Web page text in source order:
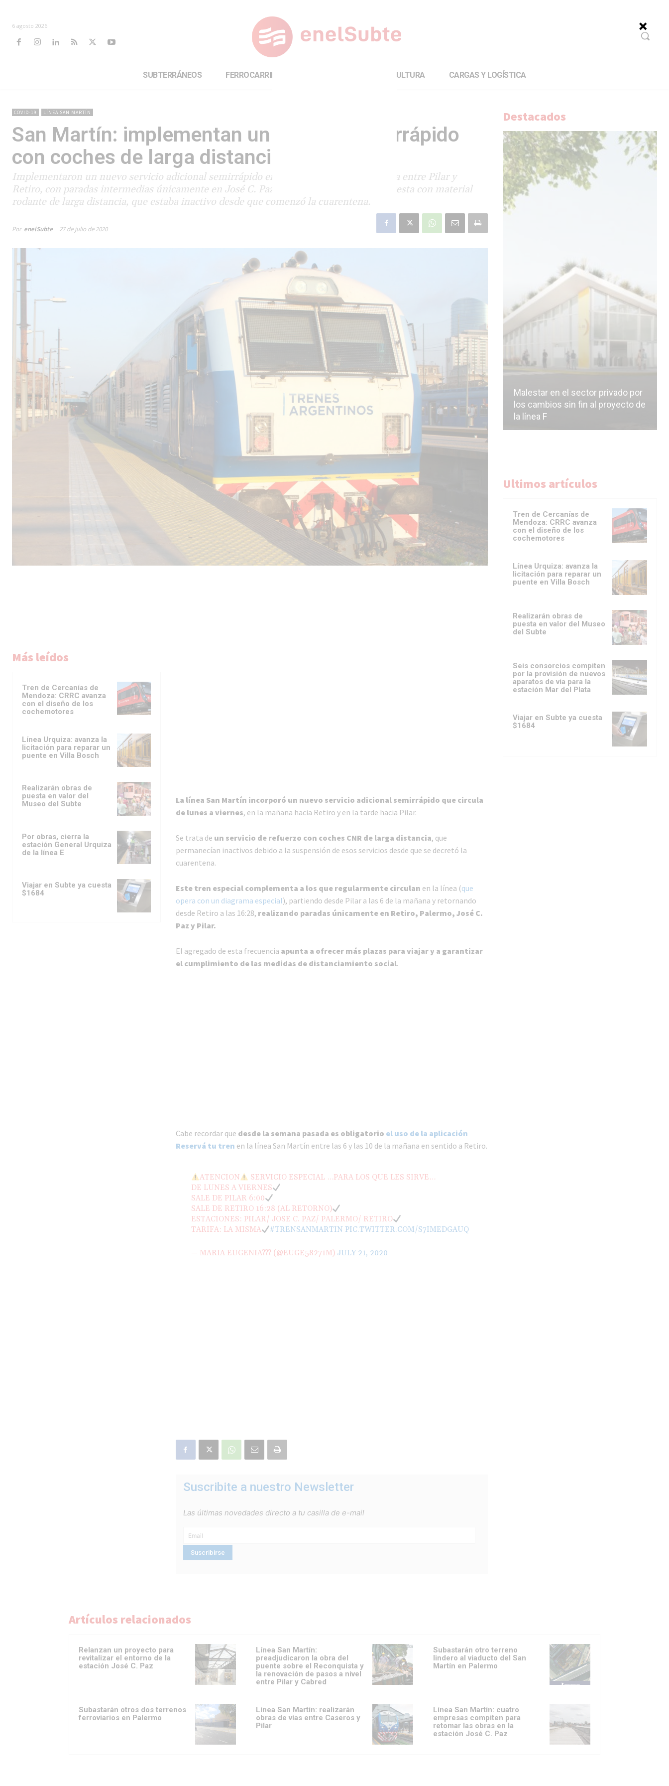
6 agosto 2026
SUBTERRÁNEOS FERROCARRILES CULTURA CARGAS Y LOGÍSTICA
COVID-19 LÍNEA SAN MARTÍN
San Martín: implementan un servicio semirrápido
con coches de larga distancia
Implementaron un nuevo servicio adicional semirrápido en la línea San Martín. Circula entre Pilar y
Retiro, con paradas intermedias únicamente en José C. Paz y Palermo. El servicio se presta con material
rodante de larga distancia, que estaba inactivo desde que comenzó la cuarentena.
Por enelSubte 27 de julio de 2020
Más leídos
Tren de Cercanías de
Mendoza: CRRC avanza
con el diseño de los
cochemotores
Línea Urquiza: avanza la
licitación para reparar un
puente en Villa Bosch
Realizarán obras de
puesta en valor del
Museo del Subte
Por obras, cierra la
estación General Urquiza
de la línea E
Viajar en Subte ya cuesta
$1684
La línea San Martín incorporó un nuevo servicio adicional semirrápido que circula
de lunes a viernes, en la mañana hacia Retiro y en la tarde hacia Pilar.
Se trata de un servicio de refuerzo con coches CNR de larga distancia, que
permanecían inactivos debido a la suspensión de esos servicios desde que se decretó la
cuarentena.
Este tren especial complementa a los que regularmente circulan en la línea (que
opera con un diagrama especial), partiendo desde Pilar a las 6 de la mañana y retornando
desde Retiro a las 16:28, realizando paradas únicamente en Retiro, Palermo, José C.
Paz y Pilar.
El agregado de esta frecuencia apunta a ofrecer más plazas para viajar y a garantizar
el cumplimiento de las medidas de distanciamiento social.
Cabe recordar que desde la semana pasada es obligatorio el uso de la aplicación
Reservá tu tren en la línea San Martín entre las 6 y las 10 de la mañana en sentido a Retiro.
ATENCION
SERVICIO ESPECIAL …PARA LOS QUE LES SIRVE…
DE LUNES A VIERNES
SALE DE PILAR 6:00
SALE DE RETIRO 16:28 (AL RETORNO)
ESTACIONES: PILAR/ JOSE C. PAZ/ PALERMO/ RETIRO
TARIFA: LA MISMA
#TRENSANMARTIN PIC.TWITTER.COM/S7IMEDGAUQ
— MARIA EUGENIA??? (@EUGE58271M) JULY 21, 2020
Suscribite a nuestro Newsletter
Las últimas novedades directo a tu casilla de e-mail
Destacados
Malestar en el sector privado por
los cambios sin fin al proyecto de
la línea F
Ultimos artículos
Tren de Cercanías de
Mendoza: CRRC avanza
con el diseño de los
cochemotores
Línea Urquiza: avanza la
licitación para reparar un
puente en Villa Bosch
Realizarán obras de
puesta en valor del Museo
del Subte
Seis consorcios compiten
por la provisión de nuevos
aparatos de vía para la
estación Mar del Plata
Viajar en Subte ya cuesta
$1684
Artículos relacionados
Relanzan un proyecto para
revitalizar el entorno de la
estación José C. Paz
Línea San Martín:
preadjudicaron la obra del
puente sobre el Reconquista y
la renovación de pasos a nivel
entre Pilar y Cabred
Subastarán otro terreno
lindero al viaducto del San
Martín en Palermo
Subastarán otros dos terrenos
ferroviarios en Palermo
Línea San Martín: realizarán
obras de vías entre Caseros y
Pilar
Línea San Martín: cuatro
empresas compiten para
retomar las obras en la
estación José C. Paz